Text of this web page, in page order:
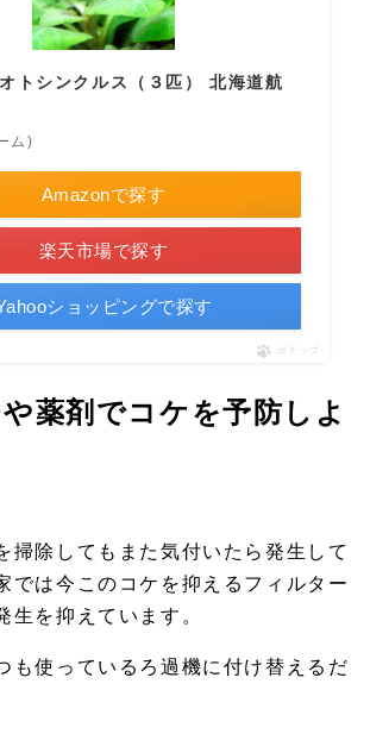
オトシンクルス（３匹） 北海道航
ム)
Amazonで探す
楽天市場で探す
ショッピングで探す
ポチップ
薬剤でコケを予防しよ
掃除してもまた気付いたら発生して
では今このコケを抑えるフィルター
生を抑えています。
も使っているろ過機に付け替えるだ